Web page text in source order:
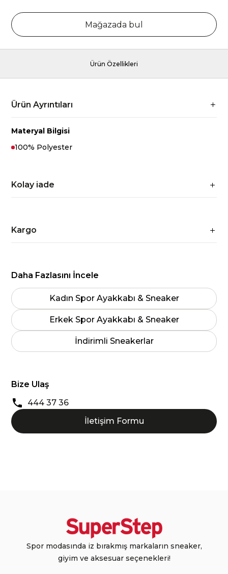
Mağazada bul
Ürün Özellikleri
Ürün Ayrıntıları
Materyal Bilgisi
100% Polyester
Kolay iade
Kargo
Daha Fazlasını İncele
Kadın Spor Ayakkabı & Sneaker
Erkek Spor Ayakkabı & Sneaker
İndirimli Sneakerlar
Bize Ulaş
444 37 36
İletişim Formu
Spor modasında iz bırakmış markaların sneaker,
giyim ve aksesuar seçenekleri!